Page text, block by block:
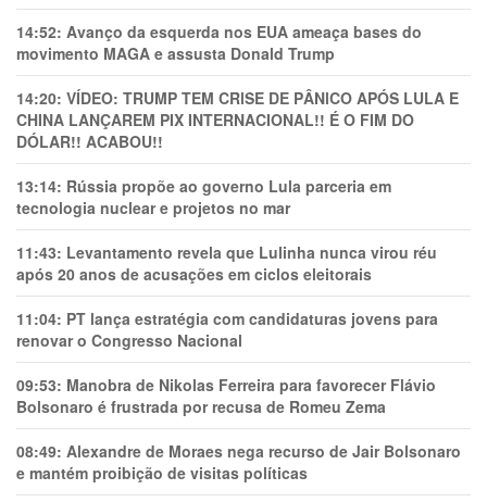
14:52: Avanço da esquerda nos EUA ameaça bases do
movimento MAGA e assusta Donald Trump
14:20: VÍDEO: TRUMP TEM CRlSE DE PÂNlCO APÓS LULA E
CHINA LANÇAREM PIX INTERNACIONAL!! É O FIM DO
DÓLAR!! ACABOU!!
13:14: Rússia propõe ao governo Lula parceria em
tecnologia nuclear e projetos no mar
11:43: Levantamento revela que Lulinha nunca virou réu
após 20 anos de acusações em ciclos eleitorais
11:04: PT lança estratégia com candidaturas jovens para
renovar o Congresso Nacional
09:53: Manobra de Nikolas Ferreira para favorecer Flávio
Bolsonaro é frustrada por recusa de Romeu Zema
08:49: Alexandre de Moraes nega recurso de Jair Bolsonaro
e mantém proibição de visitas políticas